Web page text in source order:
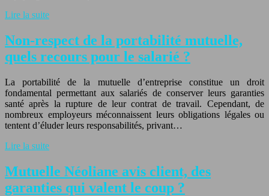
Lire la suite
Non-respect de la portabilité mutuelle,
quels recours pour le salarié ?
La portabilité de la mutuelle d’entreprise constitue un droit
fondamental permettant aux salariés de conserver leurs garanties
santé après la rupture de leur contrat de travail. Cependant, de
nombreux employeurs méconnaissent leurs obligations légales ou
tentent d’éluder leurs responsabilités, privant…
Lire la suite
Mutuelle Néoliane avis client, des
garanties qui valent le coup ?